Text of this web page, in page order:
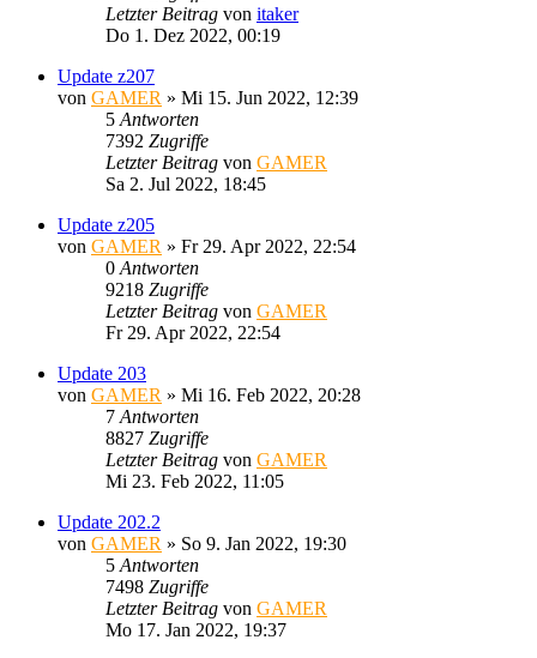
Letzter Beitrag von itaker
Do 1. Dez 2022, 00:19
Update z207
von GAMER » Mi 15. Jun 2022, 12:39
5 Antworten
7392 Zugriffe
Letzter Beitrag von GAMER
Sa 2. Jul 2022, 18:45
Update z205
von GAMER » Fr 29. Apr 2022, 22:54
0 Antworten
9218 Zugriffe
Letzter Beitrag von GAMER
Fr 29. Apr 2022, 22:54
Update 203
von GAMER » Mi 16. Feb 2022, 20:28
7 Antworten
8827 Zugriffe
Letzter Beitrag von GAMER
Mi 23. Feb 2022, 11:05
Update 202.2
von GAMER » So 9. Jan 2022, 19:30
5 Antworten
7498 Zugriffe
Letzter Beitrag von GAMER
Mo 17. Jan 2022, 19:37